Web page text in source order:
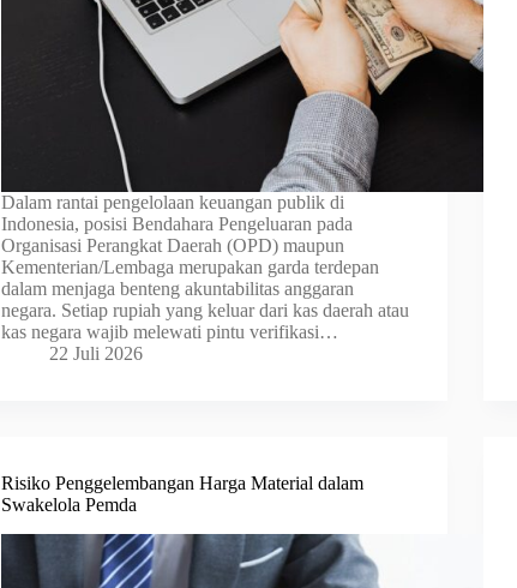
Dalam rantai pengelolaan keuangan publik di
Indonesia, posisi Bendahara Pengeluaran pada
Organisasi Perangkat Daerah (OPD) maupun
Kementerian/Lembaga merupakan garda terdepan
dalam menjaga benteng akuntabilitas anggaran
negara. Setiap rupiah yang keluar dari kas daerah atau
kas negara wajib melewati pintu verifikasi…
22 Juli 2026
Risiko Penggelembangan Harga Material dalam
Swakelola Pemda